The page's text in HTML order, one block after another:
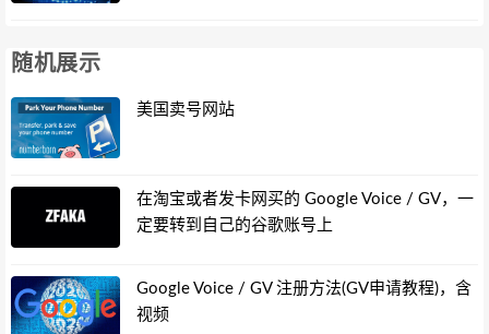
随机展示
美国卖号网站
在淘宝或者发卡网买的 Google Voice / GV，一
定要转到自己的谷歌账号上
Google Voice / GV 注册方法(GV申请教程)，含
视频